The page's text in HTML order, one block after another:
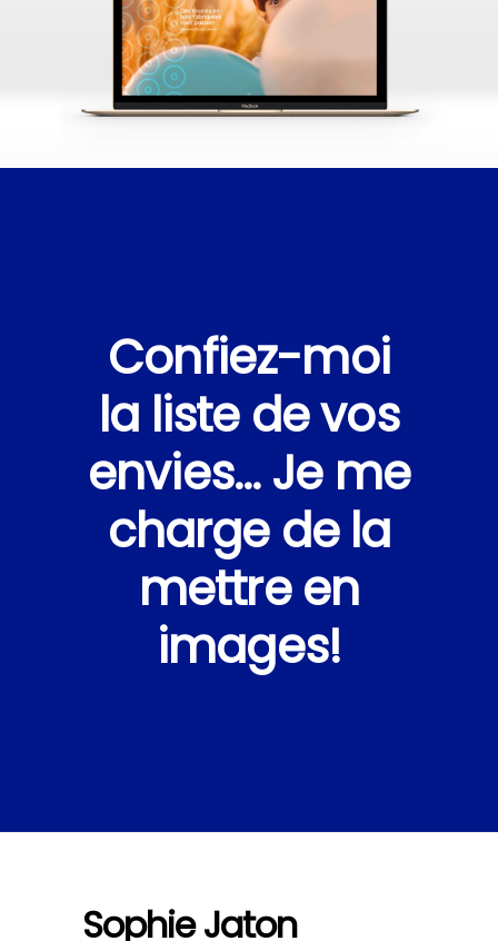
Confiez-moi
la liste de vos
envies… Je me
charge de la
mettre en
images!
Sophie Jaton